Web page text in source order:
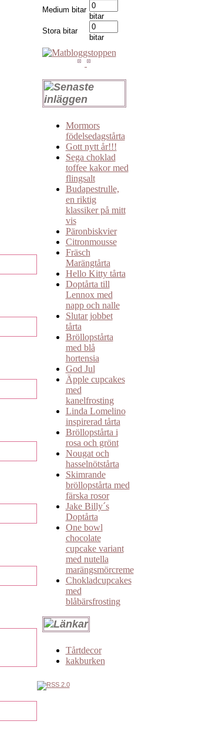
Medium bitar
bitar
Stora bitar
bitar
Mormors
födelsedagstårta
Gott nytt år!!!
Sega choklad
toffee kakor med
flingsalt
Budapestrulle,
en riktig
klassiker på mitt
vis
Päronbiskvier
Citronmousse
Fräsch
Marängtårta
Hello Kitty tårta
Doptårta till
Lennox med
napp och nalle
Slutar jobbet
tårta
Bröllopstårta
med blå
hortensia
God Jul
Äpple cupcakes
med
kanelfrosting
Linda Lomelino
inspirerad tårta
Bröllopstårta i
rosa och grönt
Nougat och
hasselnötstårta
Skimrande
bröllopstårta med
färska rosor
Jake Billy´s
Doptårta
One bowl
chocolate
cupcake variant
med nutella
marängsmörcreme
Chokladcupcakes
med
blåbärsfrosting
Tårtdecor
kakburken